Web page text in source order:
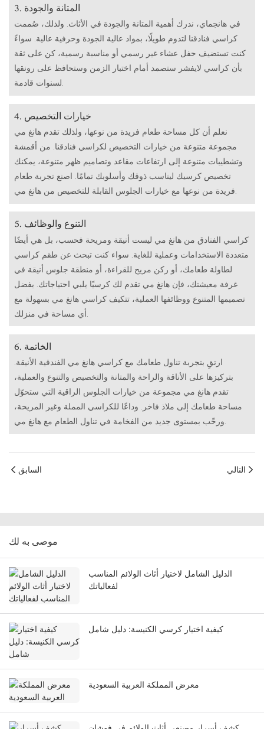
3. المتانة والجودة
في هانجماي، ندرك أهمية المتانة والجودة في الأثاث. ولذلك، صُممت
كراسي فنادقنا لتدوم طويلًا، بمواد عالية الجودة وحرفية عالية. سواءً
كنت تستضيف حفل عشاء غير رسمي أو مناسبة رسمية، كن على ثقة
بأن كراسي لايفشر ستصمد أمام اختبار الزمن وستحافظ على رونقها
لسنوات قادمة.
4. خيارات التخصيص
نعلم أن كل مساحة طعام فريدة من نوعها، ولذلك تقدم هانغ مي
مجموعة متنوعة من خيارات التخصيص لكراسي فنادقنا. من أقمشة
وتشطيبات متنوعة إلى ارتفاعات مقاعد وتصاميم ظهر متنوعة، يمكنك
تخصيص كرسيك ليناسب ذوقك وأسلوبك تمامًا. اصنع تجربة طعام
5. التنوع والوظائف
كراسي الفنادق من هانغ مي ليست أنيقة ومريحة فحسب، بل هي أيضًا
متعددة الاستخدامات وعملية للغاية. سواء كنت تبحث عن طقم كراسي
لطاولة طعامك، أو ركن مريح للقراءة، أو منطقة جلوس أنيقة في
غرفة معيشتك، فإن هانغ مي تقدم لك كرسيًا يلبي احتياجاتك. بفضل
تصميمها المتنوع ووظائفها العملية، تتكيف كراسي هانغ مي بسهولة مع
6. الخاتمة
ارتقِ بتجربة تناول طعامك مع كراسي هانغ مي الفندقية الأنيقة.
بتركيزها على الأناقة والراحة والمتانة والتخصيص والتنوع والعملية،
تقدم هانغ مي مجموعة من خيارات الجلوس الراقية التي ستحوّل
مساحة طعامك إلى ملاذ فاخر. وداعًا للكراسي المملة وغير المريحة،
السابق التالي
موصى به لك
الدليل الشامل لاختيار أثاث الولائم المناسب
لفعالياتك
كيفية اختيار كرسي الكنيسة: دليل شامل
معرض المملكة العربية السعودية